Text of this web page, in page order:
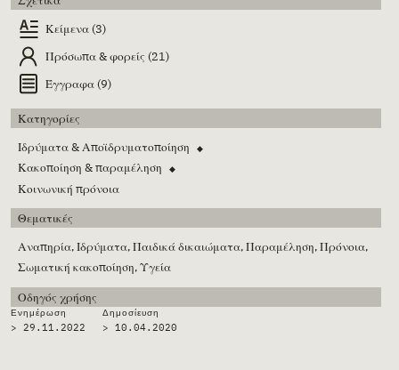
Ενημέρωση
> 29.11.2022
Δημοσίευση
> 10.04.2020
Κείμενα (3)
Πρόσωπα & φορείς (21)
Έγγραφα (9)
Κατηγορίες
Ιδρύματα & Αποϊδρυματοποίηση
◆
Κακοποίηση & παραμέληση ◆
Κοινωνική πρόνοια
Θεματικές
Αναπηρία,Ιδρύματα,Παιδικά δικαιώματα,Παραμέληση,Πρόνοια,
Σωματική κακοποίηση,Υγεία
Οδηγός χρήσης